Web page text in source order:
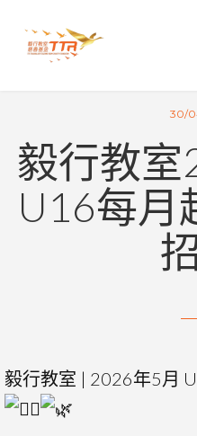
30/
毅行教室
U16每月
毅行教室 | 2026年5月